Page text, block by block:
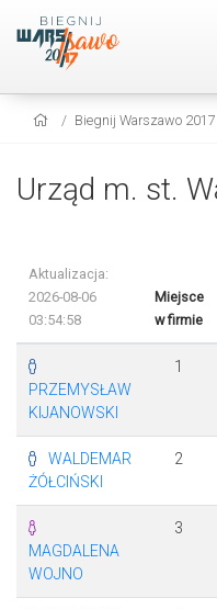
Biegnij Warszawo 2017
Urząd m. st.
Aktualizacja:
2026-08-06
03:54:58
Miejsce
w firmie
PRZEMYSŁAW
KIJANOWSKI
1
WALDEMAR
ŻÓŁCIŃSKI
2
MAGDALENA
WOJNO
3